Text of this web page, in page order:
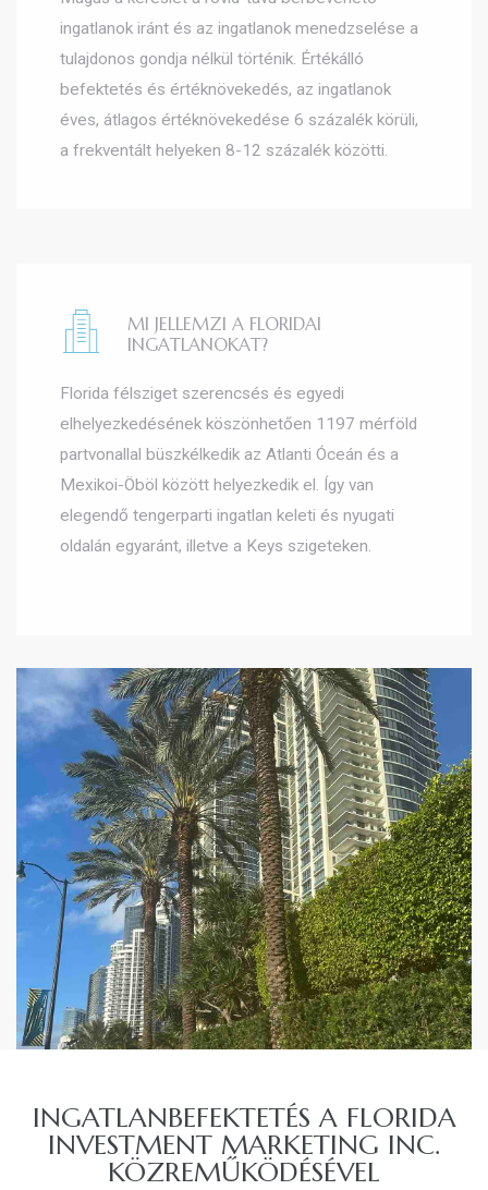
ingatlanok iránt és az ingatlanok menedzselése a
tulajdonos gondja nélkül történik. Értékálló
befektetés és értéknövekedés, az ingatlanok
éves, átlagos értéknövekedése 6 százalék körüli,
a frekventált helyeken 8-12 százalék közötti.
MI JELLEMZI A FLORIDAI
INGATLANOKAT?
Florida félsziget szerencsés és egyedi
elhelyezkedésének köszönhetően 1197 mérföld
partvonallal büszkélkedik az Atlanti Óceán és a
Mexikoi-Öböl között helyezkedik el. Így van
elegendő tengerparti ingatlan keleti és nyugati
oldalán egyaránt, illetve a Keys szigeteken.
INGATLANBEFEKTETÉS A FLORIDA
INVESTMENT MARKETING INC.
KÖZREMŰKÖDÉSÉVEL